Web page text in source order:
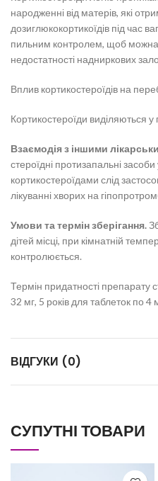
народженні від матерів, які
дозиглюкокортикоїдів під час
пильним контролем, щоб можна
недостатності надниркових
Вплив кортикостероїдів на
Кортикостероїди виділяються
Взаємодія з іншими
стероїдні протизапальні засоби
кортикостероїдами слід
лікуванні хворих на
Умови та термін зберігання.
дітей місці, при кімнатній
контролюється.
Термін придатності препарату
32 мг, 5 років для таблеток по 4
ВІДГУКИ (0)
СУПУТНІ ТОВАРИ